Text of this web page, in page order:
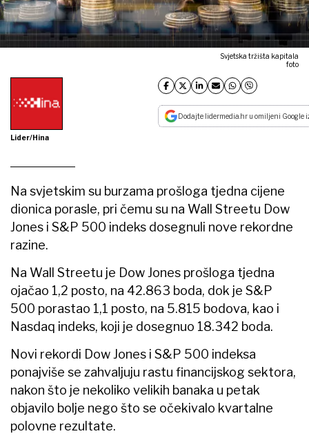
Svjetska tržišta kapitala
foto
Lider/Hina
Dodajte lidermedia.hr u omiljeni Google
Na svjetskim su burzama prošloga tjedna cijene
dionica porasle, pri čemu su na Wall Streetu Dow
Jones i S&P 500 indeks dosegnuli nove rekordne
razine.
Na Wall Streetu je Dow Jones prošloga tjedna
ojačao 1,2 posto, na 42.863 boda, dok je S&P
500 porastao 1,1 posto, na 5.815 bodova, kao i
Nasdaq indeks, koji je dosegnuo 18.342 boda.
Novi rekordi Dow Jones i S&P 500 indeksa
ponajviše se zahvaljuju rastu financijskog sektora,
nakon što je nekoliko velikih banaka u petak
objavilo bolje nego što se očekivalo kvartalne
polovne rezultate.